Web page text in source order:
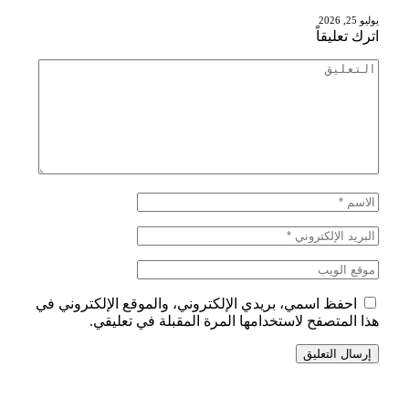
يوليو 25, 2026
اترك تعليقاً
احفظ اسمي، بريدي الإلكتروني، والموقع الإلكتروني في
هذا المتصفح لاستخدامها المرة المقبلة في تعليقي.